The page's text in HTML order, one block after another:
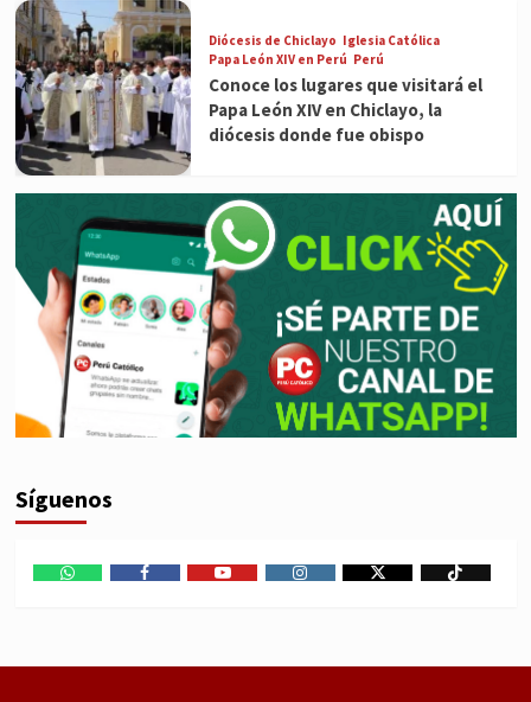
Diócesis de Chiclayo Iglesia Católica
Papa León XIV en Perú Perú
Conoce los lugares que visitará el
Papa León XIV en Chiclayo, la
diócesis donde fue obispo
Síguenos